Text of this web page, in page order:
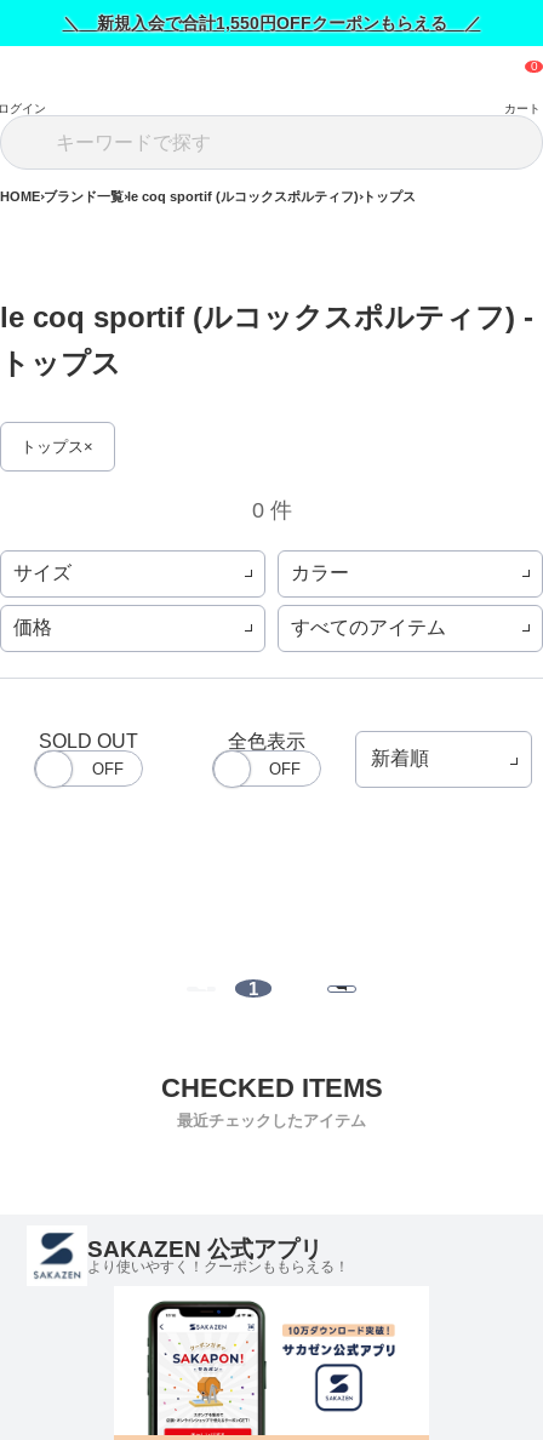
＼ 新規入会で合計1,550円OFFクーポンもらえる ／
グイン カート
HOME ブランド一覧 le coq sportif (ルコックスポルティフ) トップス
le coq sportif (ルコックスポルティフ) -
トップス
トップス
0 件
サイズ カラー
価格 すべてのアイテム
SOLD OUT 全色表示
1
最近チェックしたアイテム
SAKAZEN 公式アプリ
より使いやすく！クーポンももらえる！